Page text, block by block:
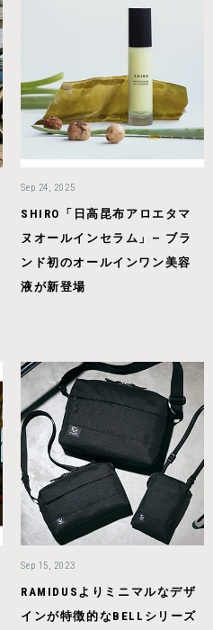
Sep 24, 2025
SHIRO「日高昆布アロエタマ
ヌオールインセラム」— ブラ
ンド初のオールインワン美容
液が新登場
Sep 15, 2023
RAMIDUSよりミニマルなデザ
インが特徴的なBELLシリーズ